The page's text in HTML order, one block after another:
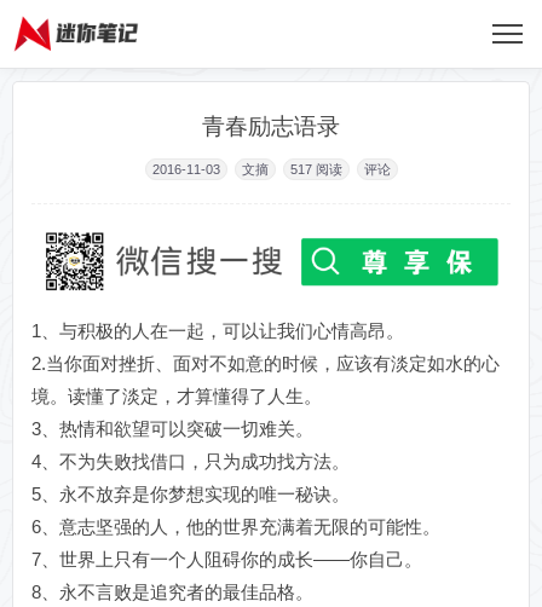
青春励志语录
2016-11-03 文摘 517 阅读 评论
1、与积极的人在一起，可以让我们心情高昂。
2.当你面对挫折、面对不如意的时候，应该有淡定如水的心
境。读懂了淡定，才算懂得了人生。
3、热情和欲望可以突破一切难关。
4、不为失败找借口，只为成功找方法。
5、永不放弃是你梦想实现的唯一秘诀。
6、意志坚强的人，他的世界充满着无限的可能性。
7、世界上只有一个人阻碍你的成长——你自己。
8、永不言败是追究者的最佳品格。